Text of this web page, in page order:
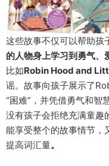
这些故事不仅可以帮助孩
的人物身上学习到勇气、
比如Robin Hood and
谣。故事向孩子展示了
“困难”，并凭借勇气和智
没有孩子会拒绝充满童趣
能享受整个的故事情节，
提高词汇量。